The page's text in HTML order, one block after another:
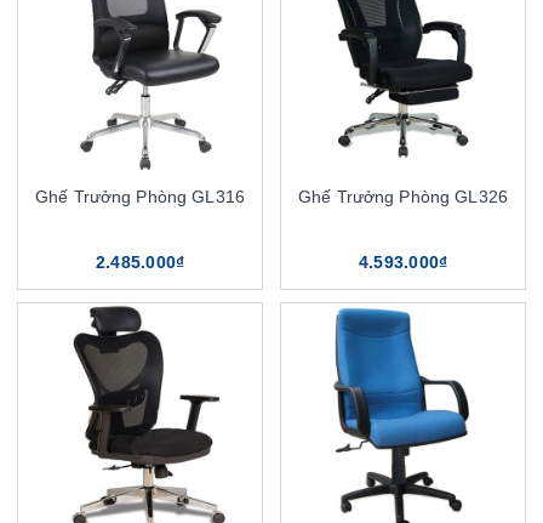
Ghế Trưởng Phòng GL316
2.485.000₫
Ghế Trưởng Phòng GL326
4.593.000₫